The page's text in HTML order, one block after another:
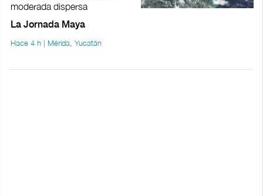
moderada dispersa
La Jornada Maya
Hace 4 h | Mérida, Yucatán